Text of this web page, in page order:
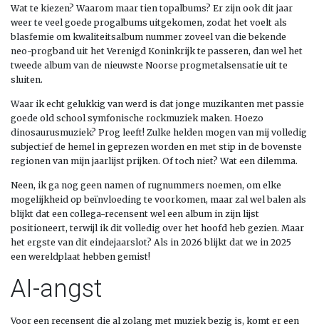
Wat te kiezen? Waarom maar tien topalbums? Er zijn ook dit jaar
weer te veel goede progalbums uitgekomen, zodat het voelt als
blasfemie om kwaliteitsalbum nummer zoveel van die bekende
neo-progband uit het Verenigd Koninkrijk te passeren, dan wel het
tweede album van de nieuwste Noorse progmetalsensatie uit te
sluiten.
Waar ik echt gelukkig van werd is dat jonge muzikanten met passie
goede old school symfonische rockmuziek maken. Hoezo
dinosaurusmuziek? Prog leeft! Zulke helden mogen van mij volledig
subjectief de hemel in geprezen worden en met stip in de bovenste
regionen van mijn jaarlijst prijken. Of toch niet? Wat een dilemma.
Neen, ik ga nog geen namen of rugnummers noemen, om elke
mogelijkheid op beïnvloeding te voorkomen, maar zal wel balen als
blijkt dat een collega-recensent wel een album in zijn lijst
positioneert, terwijl ik dit volledig over het hoofd heb gezien. Maar
het ergste van dit eindejaarslot? Als in 2026 blijkt dat we in 2025
een wereldplaat hebben gemist!
AI-angst
Voor een recensent die al zolang met muziek bezig is, komt er een